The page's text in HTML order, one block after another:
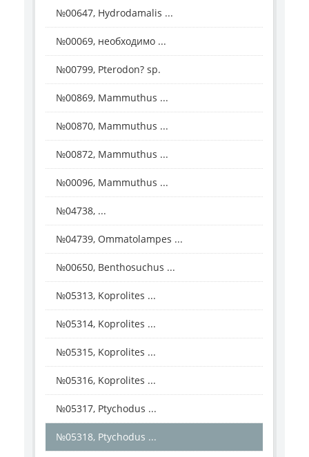
№00647, Hydrodamalis ...
№00069, необходимо ...
№00799, Pterodon? sp.
№00869, Mammuthus ...
№00870, Mammuthus ...
№00872, Mammuthus ...
№00096, Mammuthus ...
№04738, ...
№04739, Ommatolampes ...
№00650, Benthosuchus ...
№05313, Koprolites ...
№05314, Koprolites ...
№05315, Koprolites ...
№05316, Koprolites ...
№05317, Ptychodus ...
№05318, Ptychodus ...